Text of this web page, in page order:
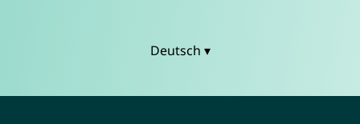
Deutsch ▾